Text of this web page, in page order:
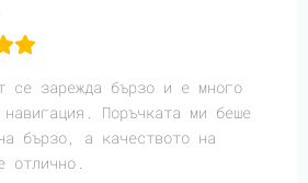
се зарежда бързо и е много
Поръчката ми беше
бързо, а качеството на
отлично.